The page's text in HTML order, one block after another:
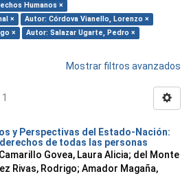
Humanos ×
×
Autor: Córdova Vianello, Lorenzo ×
×
Autor: Salazar Ugarte, Pedro ×
Mostrar filtros avanzados
y Perspectivas del Estado-Nación:
de todas las personas
Camarillo Govea, Laura Alicia; del Monte
Rivas, Rodrigo; Amador Magaña,